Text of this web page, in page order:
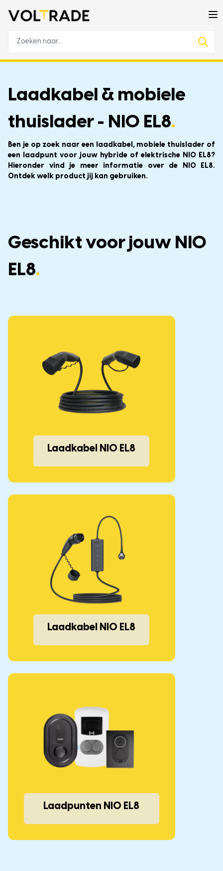
Laadkabel & mobiele
thuislader - NIO EL8.
Ben je op zoek naar een laadkabel, mobiele thuislader of
een laadpunt voor jouw hybride of elektrische NIO EL8?
Hieronder vind je meer informatie over de NIO EL8.
Ontdek welk product jij kan gebruiken.
Geschikt voor jouw NIO
EL8.
Laadkabel NIO EL8
Laadkabel NIO EL8
Laadpunten NIO EL8